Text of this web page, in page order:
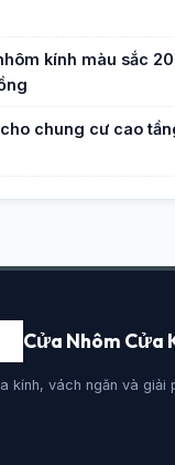
kính màu sắc
chung cư cao
Cửa Nhôm Cửa
kính, vách ngăn và giải